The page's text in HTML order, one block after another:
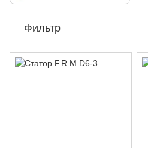
Фильтр